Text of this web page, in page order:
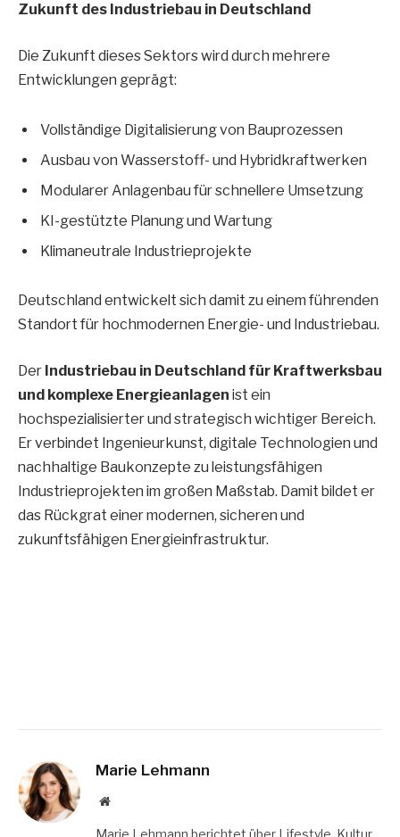
Zukunft des Industriebau in Deutschland
Die Zukunft dieses Sektors wird durch mehrere
Entwicklungen geprägt:
Vollständige Digitalisierung von Bauprozessen
Ausbau von Wasserstoff- und Hybridkraftwerken
Modularer Anlagenbau für schnellere Umsetzung
KI-gestützte Planung und Wartung
Klimaneutrale Industrieprojekte
Deutschland entwickelt sich damit zu einem führenden
Standort für hochmodernen Energie- und Industriebau.
Der Industriebau in Deutschland für Kraftwerksbau
und komplexe Energieanlagen ist ein
hochspezialisierter und strategisch wichtiger Bereich.
Er verbindet Ingenieurkunst, digitale Technologien und
nachhaltige Baukonzepte zu leistungsfähigen
Industrieprojekten im großen Maßstab. Damit bildet er
das Rückgrat einer modernen, sicheren und
zukunftsfähigen Energieinfrastruktur.
Marie Lehmann
Website